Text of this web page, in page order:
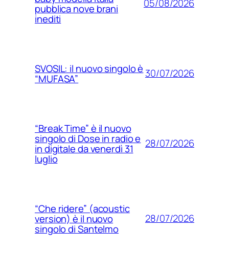
pubblica nove brani
inediti
05/08/2026
SVOSIL: il nuovo singolo è
“MUFASA” 30/07/2026
“Break Time” è il nuovo
singolo di Dose in radio e
in digitale da venerdì 31
luglio
28/07/2026
“Che ridere” (acoustic
version) è il nuovo
singolo di Santelmo
28/07/2026